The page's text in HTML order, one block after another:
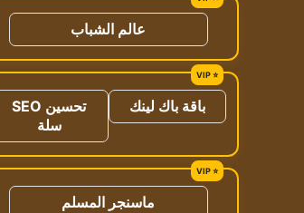
عالم الشباب
باقة باك لينك
تحسين SEO
سلة
ماسنجر المسلم